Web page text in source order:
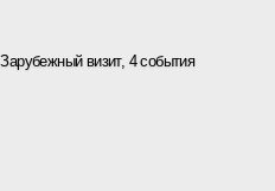
Зарубежный визит, 4 события